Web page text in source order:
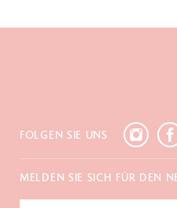
FOLGEN SIE UNS
MELDEN SIE SICH FÜR DEN